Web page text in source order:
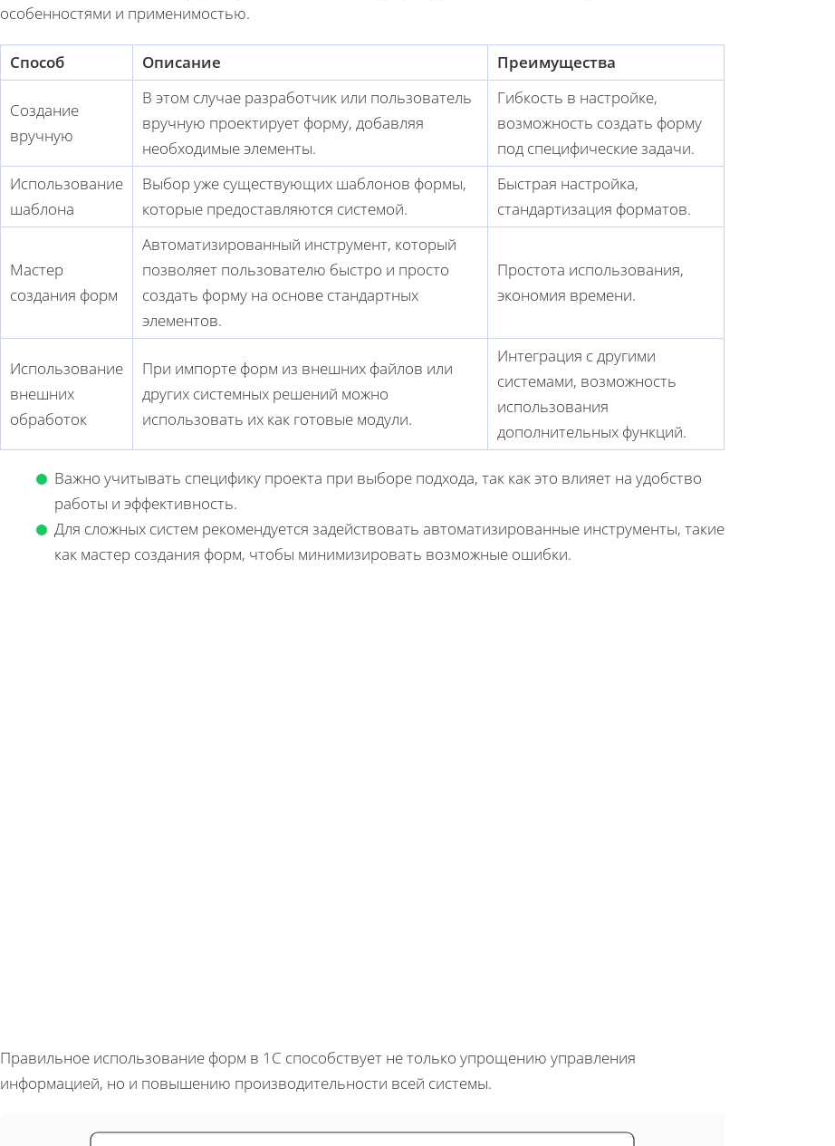
особенностями и применимостью.
Способ Описание Преимущества
Создание
вручную
В этом случае разработчик или пользователь
вручную проектирует форму, добавляя
необходимые элементы.
Гибкость в настройке,
возможность создать форму
под специфические задачи.
Использование
шаблона
Выбор уже существующих шаблонов формы,
которые предоставляются системой.
Быстрая настройка,
стандартизация форматов.
Мастер
создания форм
Автоматизированный инструмент, который
позволяет пользователю быстро и просто
создать форму на основе стандартных
элементов.
Простота использования,
экономия времени.
Использование
внешних
обработок
При импорте форм из внешних файлов или
других системных решений можно
использовать их как готовые модули.
Интеграция с другими
системами, возможность
использования
дополнительных функций.
Важно учитывать специфику проекта при выборе подхода, так как это влияет на удобство
работы и эффективность.
Для сложных систем рекомендуется задействовать автоматизированные инструменты, такие
как мастер создания форм, чтобы минимизировать возможные ошибки.
Правильное использование форм в 1С способствует не только упрощению управления
информацией, но и повышению производительности всей системы.